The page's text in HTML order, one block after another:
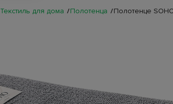
Текстиль для дома Полотенца Полотенце